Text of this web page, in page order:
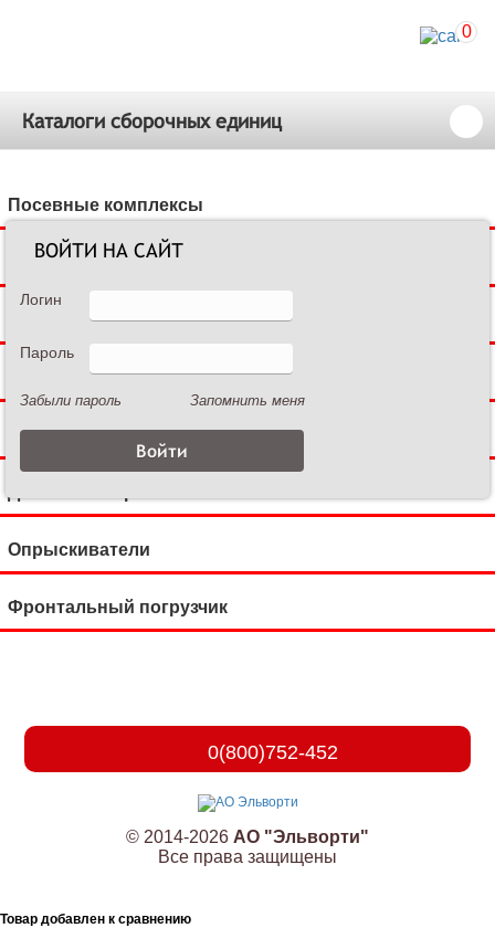
0
Каталоги сборочных единиц
Посевные комплексы
Сеялки зерновые
Сеялки пропашные
Культиваторы междурядные
Культиваторы сплошной обработки
Опрыскиватели
Фронтальный погрузчик
0(800)752-452
© 2014-2026 АО "Эльворти"
Все права защищены
Товар добавлен к сравнению
ВОЙТИ НА САЙТ
Логин
Пароль
Забыли пароль Запомнить меня